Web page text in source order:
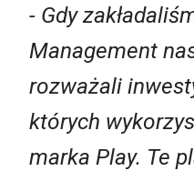
- Gdy
Management
rozważali
których
marka Play. Te